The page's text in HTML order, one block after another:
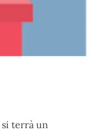
si terrà un